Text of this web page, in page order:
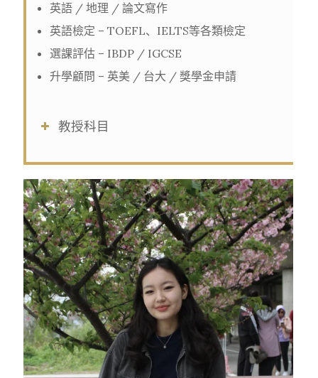
英語 / 地理 / 論文寫作
英語檢定 – TOEFL、IELTS等各類檢定
選課評估 – IBDP / IGCSE
升學顧問 – 英美 / 台大 / 獎學金申請
教授科目